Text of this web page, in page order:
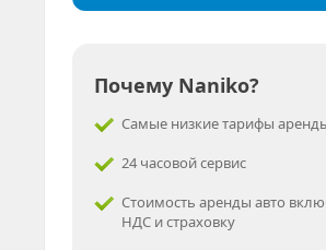
Почему Naniko?
Самые низкие тарифы
24 часовой сервис
Стоимость аренды авто
НДС и страховку